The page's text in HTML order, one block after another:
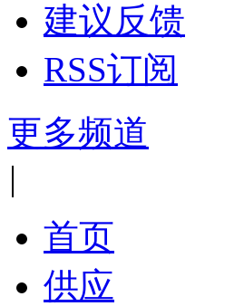
建议反馈
RSS订阅
更多频道
|
首页
供应